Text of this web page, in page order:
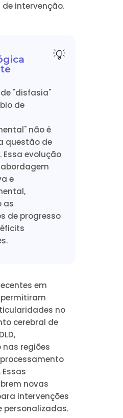
intervenção.
"disfasia"
de
não é
questão de
evolução
e
as
de progresso
em
no
cerebral de
regiões
novas
intervenções
personalizadas.